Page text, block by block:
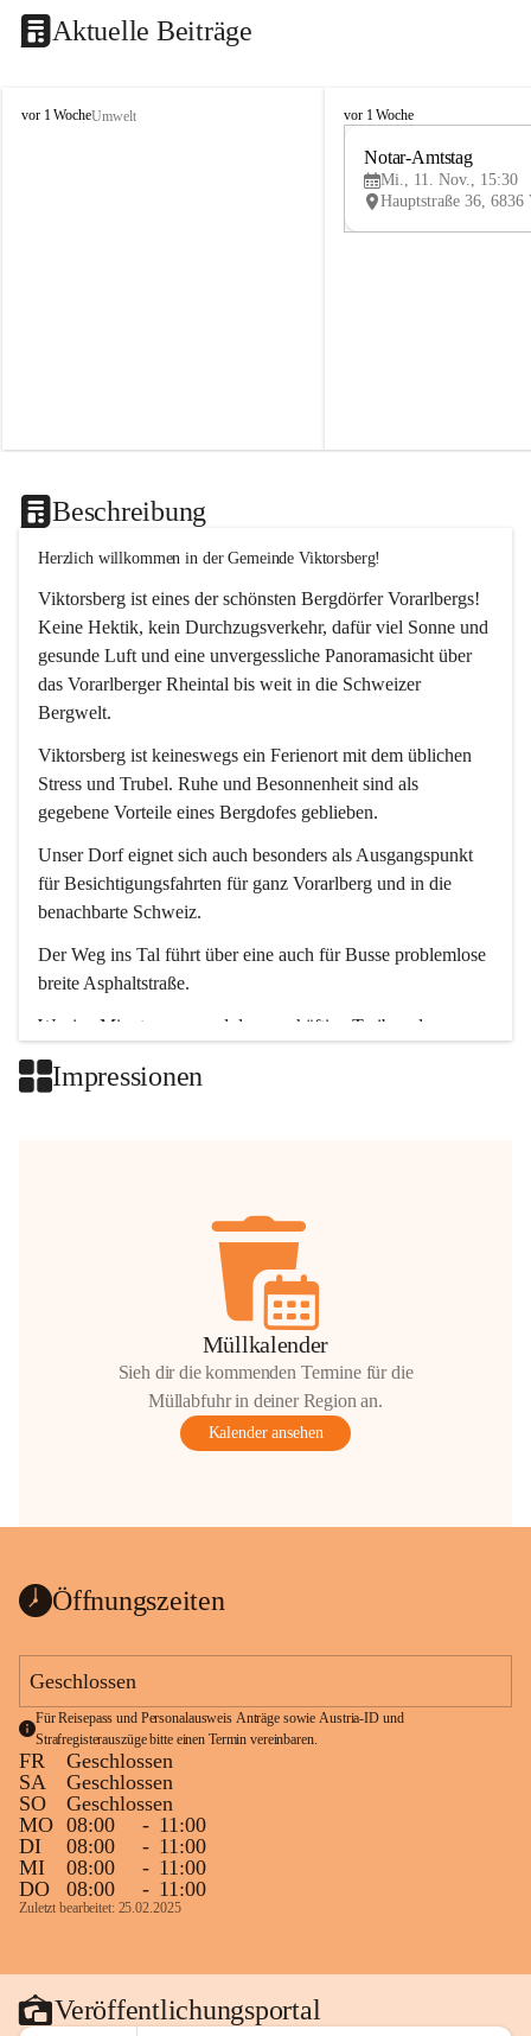
Aktuelle Beiträge
V
vor 1 WocheUmwelt
V
vor 1 Woche
Notar-Amtstag
Mi., 11. Nov., 15:30
Beschreibung
Herzlich willkommen in der Gemeinde Viktorsberg!
Viktorsberg ist eines der schönsten Bergdörfer Vorarlbergs!
Keine Hektik, kein Durchzugsverkehr, dafür viel Sonne und
gesunde Luft und eine unvergessliche Panoramasicht über
das Vorarlberger Rheintal bis weit in die Schweizer
Bergwelt.
Viktorsberg ist keineswegs ein Ferienort mit dem üblichen
Stress und Trubel. Ruhe und Besonnenheit sind als
gegebene Vorteile eines Bergdofes geblieben.
Unser Dorf eignet sich auch besonders als Ausgangspunkt
für Besichtigungsfahrten für ganz Vorarlberg und in die
benachbarte Schweiz.
Der Weg ins Tal führt über eine auch für Busse problemlose
breite Asphaltstraße.
Wenige Minuten nur, und das geschäftige Treiben der
Impressionen
Müllkalender
Sieh dir die kommenden Termine für die
Müllabfuhr in deiner Region an.
Kalender ansehen
Öffnungszeiten
Geschlossen
Für Reisepass und Personalausweis Anträge sowie Austria-ID und
Strafregisterauszüge bitte einen Termin vereinbaren.
FR
Geschlossen
SA
Geschlossen
SO
Geschlossen
MO 08:00 - 11:00
DI
08:00 - 11:00
MI
08:00 - 11:00
DO
08:00 - 11:00
Zuletzt bearbeitet: 25.02.2025
Veröffentlichungsportal